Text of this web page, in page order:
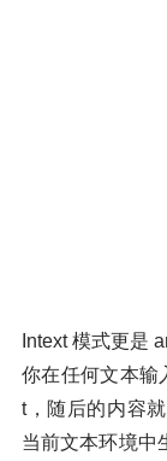
Intext 模式更是
你在任何文本输
t，随后的内容
当前文本环境中